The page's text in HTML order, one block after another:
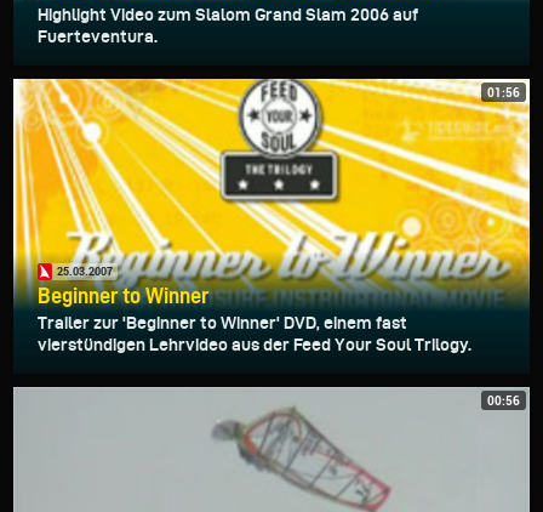
Highlight Video zum Slalom Grand Slam 2006 auf
Fuerteventura.
01:56
25.03.2007
Beginner to Winner
Trailer zur 'Beginner to Winner' DVD, einem fast
vierstündigen Lehrvideo aus der Feed Your Soul Trilogy.
00:56